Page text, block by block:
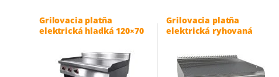
Grilovacia platňa
elektrická hladká 120×70
Grilovacia platňa
elektrická ryhovaná